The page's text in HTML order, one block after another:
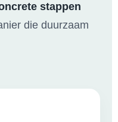
stappen
die duurzaam